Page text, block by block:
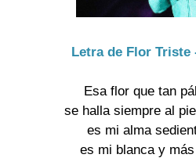
Letra de Flor Triste
Esa flor que tan
se halla siempre al
es mi alma
es mi blanca y